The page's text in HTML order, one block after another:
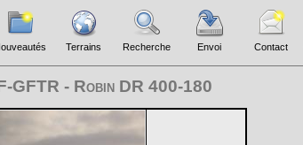
Terrains Recherche Envoi Contact
GFTR - Robin DR 400-180